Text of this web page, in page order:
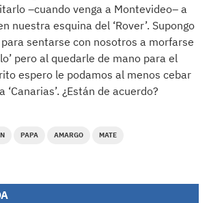
–cuando venga a Montevideo– a
nuestra esquina del ‘Rover’. Supongo
sentarse con nosotros a morfarse
pero al quedarle de mano para el
espero le podamos al menos cebar
¿Están de acuerdo?
PAPA AMARGO MATE